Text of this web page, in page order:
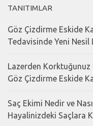
TANITIMLAR
Göz Çizdirme Eskide
Tedavisinde Yeni Nesil
Lazerden Korktuğunuz
Göz Çizdirme Eskide
Saç Ekimi Nedir ve
Hayalinizdeki Saçlara